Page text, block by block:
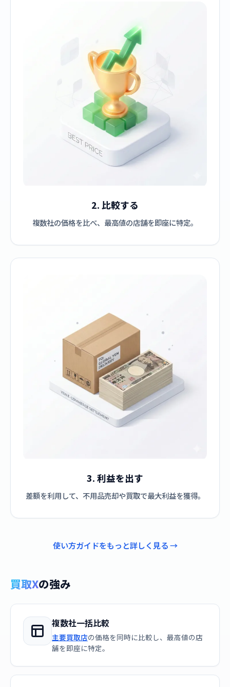
2. 比較する
複数社の価格を比べ、最高値の店舗を即座に特定。
3. 利益を出す
差額を利用して、不用品売却や買取で最大利益を獲得。
使い方ガイドをもっと詳しく見る →
買取Xの強み
複数社一括比較
主要買取店の価格を同時に比較し、最高値の店
舗を即座に特定。